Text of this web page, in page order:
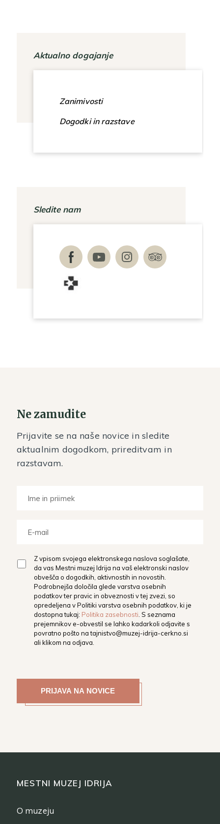
Aktualno dogajanje
Zanimivosti
Dogodki in razstave
Sledite nam
Ne zamudite
Prijavite se na naše novice in sledite
aktualnim dogodkom, prireditvam in
razstavam.
Z vpisom svojega elektronskega naslova soglašate,
da vas Mestni muzej Idrija na vaš elektronski naslov
obvešča o dogodkih, aktivnostih in novostih.
Podrobnejša določila glede varstva osebnih
podatkov ter pravic in obveznosti v tej zvezi, so
opredeljena v Politiki varstva osebnih podatkov, ki je
dostopna tukaj: Politika zasebnosti. S seznama
prejemnikov e-obvestil se lahko kadarkoli odjavite s
povratno pošto natajnistvo@muzej-idrija-cerkno.si
ali klikom na odjava.
MESTNI MUZEJ IDRIJA
O muzeju